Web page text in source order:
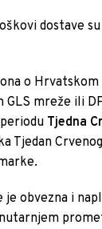
dostave
o
mreže ili
Tjedna
Tjedan
obvezna i